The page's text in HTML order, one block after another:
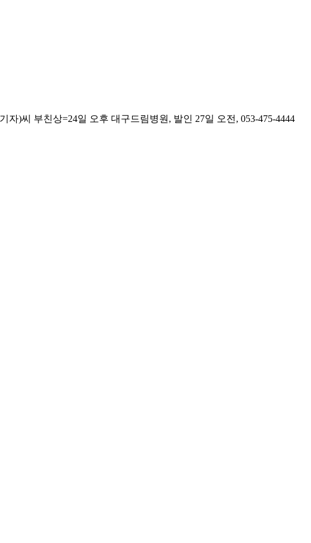
)씨 부친상=24일 오후 대구드림병원, 발인 27일 오전, 053-475-4444